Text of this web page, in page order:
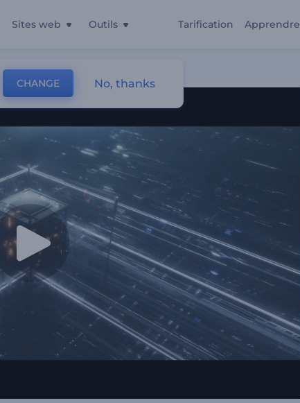
Sites web Outils Tarification Apprendre
CHANGE No, thanks